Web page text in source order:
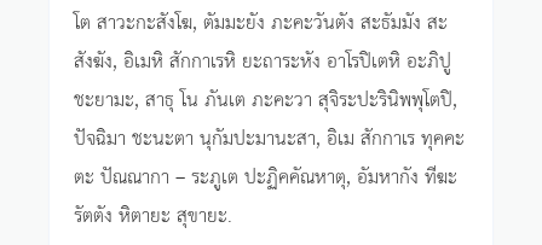
โต สาวะกะสังโฆ, ตัมมะยัง ภะคะวันตัง สะธัมมัง สะ
สังฆัง, อิเมหิ สักกาเรหิ ยะถาระหัง อาโรปิเตหิ อะภิปู
ชะยามะ, สาธุ โน ภันเต ภะคะวา สุจิระปะรินิพพุโตปิ,
ปัจฉิมา ชะนะตา นุกัมปะมานะสา, อิเม สักกาเร ทุคคะ
ตะ ปัณณากา – ระภูเต ปะฏิคคัณหาตุ, อัมหากัง ทีฆะ
รัตตัง หิตายะ สุขายะ.